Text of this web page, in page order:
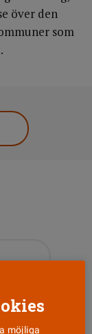
över den
som
möjliga